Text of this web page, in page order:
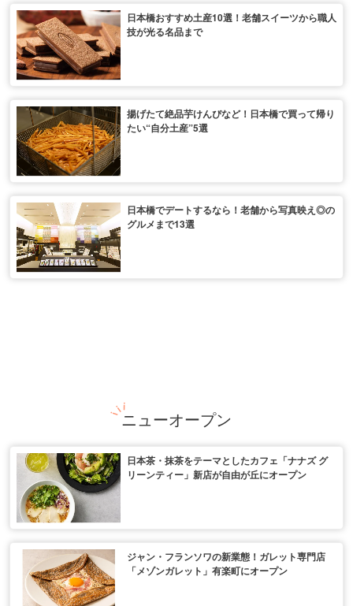
日本橋おすすめ土産10選！老舗スイーツから職人
技が光る名品まで
揚げたて絶品芋けんぴなど！日本橋で買って帰り
たい“自分土産”5選
日本橋でデートするなら！老舗から写真映え◎の
グルメまで13選
ニューオープン
日本茶・抹茶をテーマとしたカフェ「ナナズ グ
リーンティー」新店が自由が丘にオープン
ジャン・フランソワの新業態！ガレット専門店
「メゾンガレット」有楽町にオープン